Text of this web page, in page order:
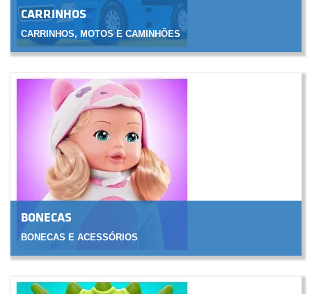
CARRINHOS
CARRINHOS, MOTOS E CAMINHÕES
BONECAS
BONECAS E ACESSÓRIOS